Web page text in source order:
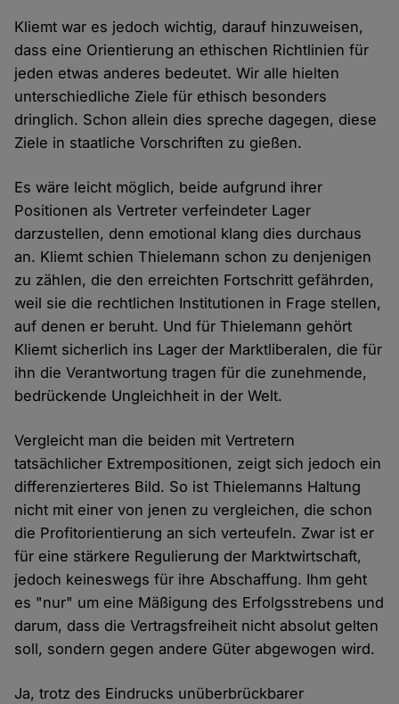
Kliemt war es jedoch wichtig, darauf hinzuweisen,
dass eine Orientierung an ethischen Richtlinien für
jeden etwas anderes bedeutet. Wir alle hielten
unterschiedliche Ziele für ethisch besonders
dringlich. Schon allein dies spreche dagegen, diese
Ziele in staatliche Vorschriften zu gießen.
Es wäre leicht möglich, beide aufgrund ihrer
Positionen als Vertreter verfeindeter Lager
darzustellen, denn emotional klang dies durchaus
an. Kliemt schien Thielemann schon zu denjenigen
zu zählen, die den erreichten Fortschritt gefährden,
weil sie die rechtlichen Institutionen in Frage stellen,
auf denen er beruht. Und für Thielemann gehört
Kliemt sicherlich ins Lager der Marktliberalen, die für
ihn die Verantwortung tragen für die zunehmende,
bedrückende Ungleichheit in der Welt.
Vergleicht man die beiden mit Vertretern
tatsächlicher Extrempositionen, zeigt sich jedoch ein
differenzierteres Bild. So ist Thielemanns Haltung
nicht mit einer von jenen zu vergleichen, die schon
die Profitorientierung an sich verteufeln. Zwar ist er
für eine stärkere Regulierung der Marktwirtschaft,
jedoch keineswegs für ihre Abschaffung. Ihm geht
es "nur" um eine Mäßigung des Erfolgsstrebens und
darum, dass die Vertragsfreiheit nicht absolut gelten
soll, sondern gegen andere Güter abgewogen wird.
Ja, trotz des Eindrucks unüberbrückbarer